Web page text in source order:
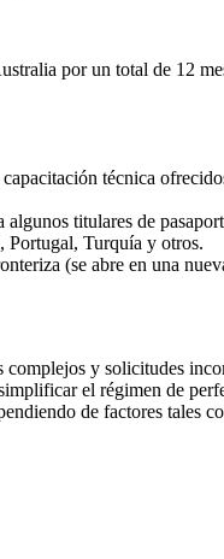
por un total de 12
técnica
titulares de
Portugal, Turquía y otros.
(se abre en una
y solicitudes
el régimen de
de factores tales